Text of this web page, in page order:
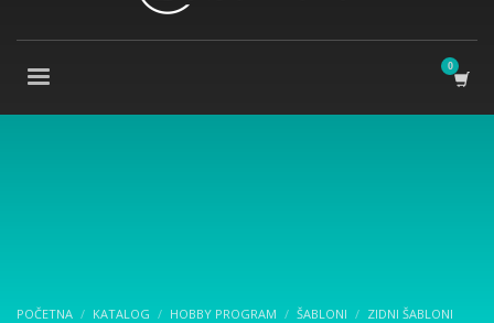
POČETNA KATALOG HOBBY PROGRAM ŠABLONI
ZIDNI ŠABLONI